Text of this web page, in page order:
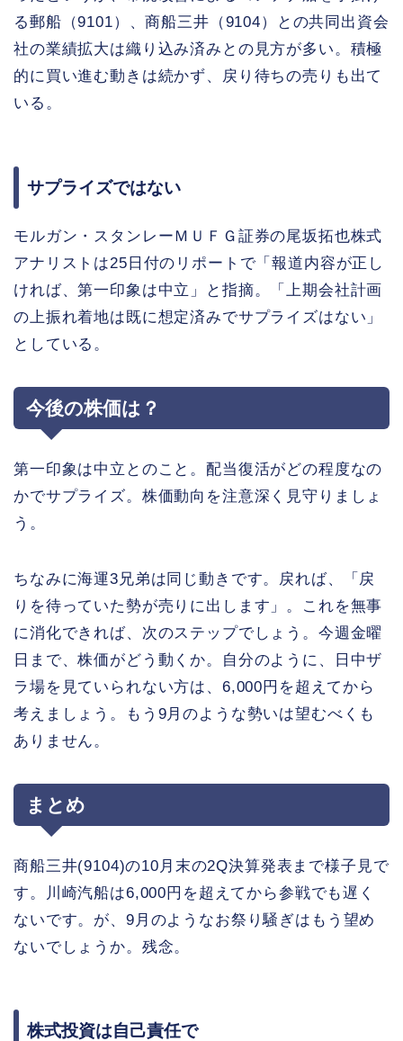
る郵船（9101）、商船三井（9104）との共同出資会
社の業績拡大は織り込み済みとの見方が多い。積極
的に買い進む動きは続かず、戻り待ちの売りも出て
いる。
サプライズではない
モルガン・スタンレーＭＵＦＧ証券の尾坂拓也株式
アナリストは25日付のリポートで「報道内容が正し
ければ、第一印象は中立」と指摘。「上期会社計画
の上振れ着地は既に想定済みでサプライズはない」
としている。
今後の株価は？
第一印象は中立とのこと。配当復活がどの程度なの
かでサプライズ。株価動向を注意深く見守りましょ
う。
ちなみに海運3兄弟は同じ動きです。戻れば、「戻
りを待っていた勢が売りに出します」。これを無事
に消化できれば、次のステップでしょう。今週金曜
日まで、株価がどう動くか。自分のように、日中ザ
ラ場を見ていられない方は、6,000円を超えてから
考えましょう。もう9月のような勢いは望むべくも
ありません。
まとめ
商船三井(9104)の10月末の2Q決算発表まで様子見で
す。川崎汽船は6,000円を超えてから参戦でも遅く
ないです。が、9月のようなお祭り騒ぎはもう望め
ないでしょうか。残念。
株式投資は自己責任で